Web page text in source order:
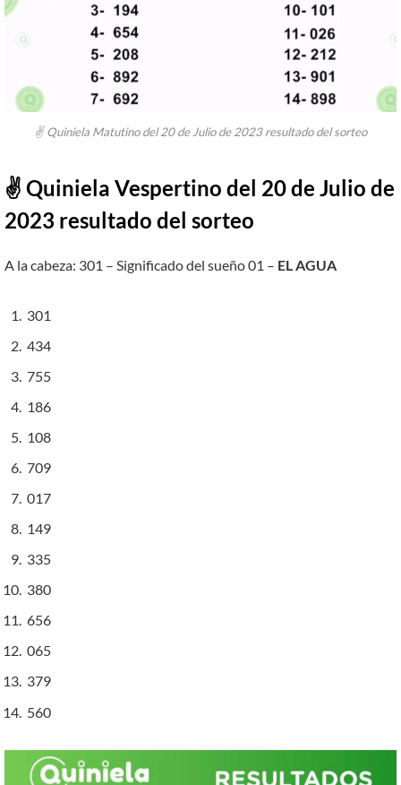
✌ Quiniela Matutino del 20 de Julio de 2023 resultado del sorteo
✌ Quiniela Vespertino del 20 de Julio de
2023 resultado del sorteo
A la cabeza: 301 – Significado del sueño 01 – EL AGUA
301
434
755
186
108
709
017
149
335
380
656
065
379
560